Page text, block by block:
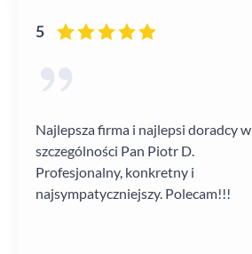
5
Najlepsza firma i najlepsi doradcy w
szczególności Pan Piotr D.
Profesjonalny, konkretny i
najsympatyczniejszy. Polecam!!!